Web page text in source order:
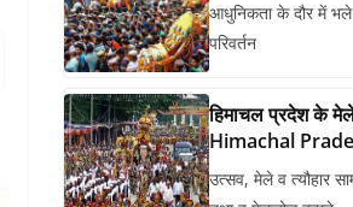
आधुनिकता के दौर में भले
परिवर्तन
हिमाचल प्रदेश के
Himachal
उत्सव, मेले व त्यौहार